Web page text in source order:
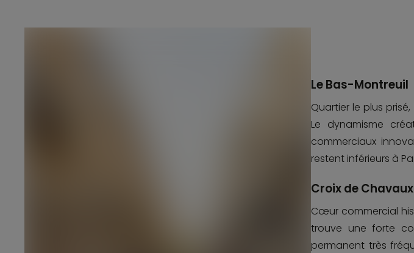
Le Bas-Montreuil
Quartier le plus
Le dynamisme
commerciaux
restent inférieurs à
Croix de Chavaux
Cœur commercial
trouve une forte
permanent très